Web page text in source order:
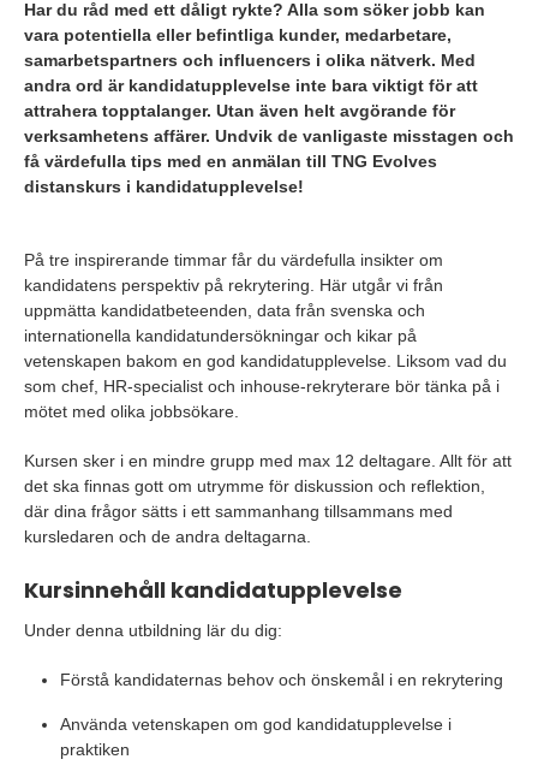
Har du råd med ett dåligt rykte? Alla som söker jobb kan
vara potentiella eller befintliga kunder, medarbetare,
samarbetspartners och influencers i olika nätverk. Med
andra ord är kandidatupplevelse inte bara viktigt för att
attrahera topptalanger. Utan även helt avgörande för
verksamhetens affärer. Undvik de vanligaste misstagen och
få värdefulla tips med en anmälan till TNG Evolves
distanskurs i kandidatupplevelse!
På tre inspirerande timmar får du värdefulla insikter om
kandidatens perspektiv på rekrytering. Här utgår vi från
uppmätta kandidatbeteenden, data från svenska och
internationella kandidatundersökningar och kikar på
vetenskapen bakom en god kandidatupplevelse. Liksom vad du
som chef, HR-specialist och inhouse-rekryterare bör tänka på i
mötet med olika jobbsökare.
Kursen sker i en mindre grupp med max 12 deltagare. Allt för att
det ska finnas gott om utrymme för diskussion och reflektion,
där dina frågor sätts i ett sammanhang tillsammans med
kursledaren och de andra deltagarna.
Kursinnehåll kandidatupplevelse
Under denna utbildning lär du dig:
Förstå kandidaternas behov och önskemål i en rekrytering
Använda vetenskapen om god kandidatupplevelse i
praktiken